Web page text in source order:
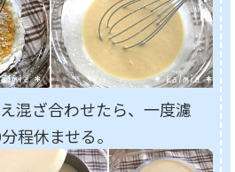
混ざ合わせたら、一度濾
程休ませる。